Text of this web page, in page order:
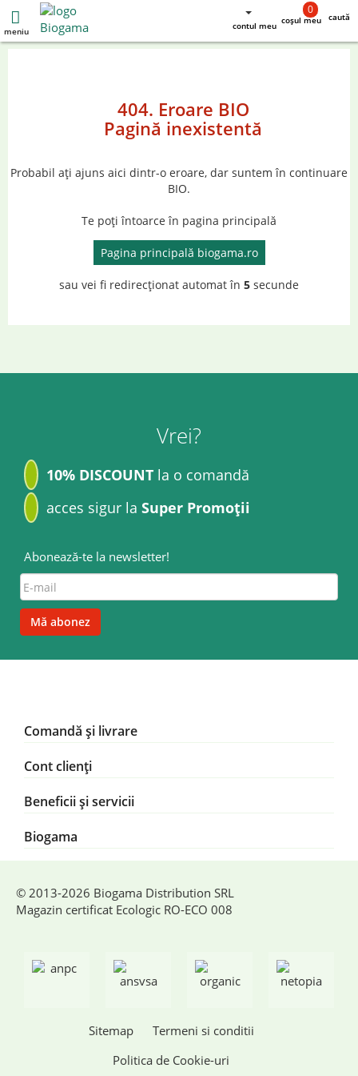
caută
0
coșul meu
contul meu
meniu
404. Eroare BIO
Pagină inexistentă
Probabil ați ajuns aici dintr-o eroare, dar suntem în continuare
BIO.
Te poți întoarce în pagina principală
Pagina principală biogama.ro
sau vei fi redirecționat automat în 5 secunde
Vrei?
10% DISCOUNT la o comandă
acces sigur la Super Promoții
Abonează-te la newsletter!
Comandă și livrare
Cont clienți
Beneficii și servicii
Biogama
© 2013-2026 Biogama Distribution SRL
Magazin certificat Ecologic RO-ECO 008
Sitemap
Termeni si conditii
Politica de Cookie-uri